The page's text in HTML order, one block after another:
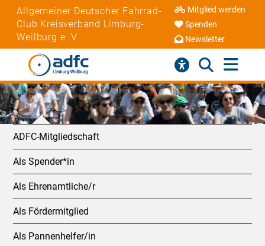
Allgemeiner Deutscher Fahrrad-
Club Kreisverband Limburg-
Weilburg e. V.
Mitglied werden
Spenden
Newsletter
ADFC-Mitgliedschaft
Als Spender*in
Als Ehrenamtliche/r
Als Fördermitglied
Als Pannenhelfer/in